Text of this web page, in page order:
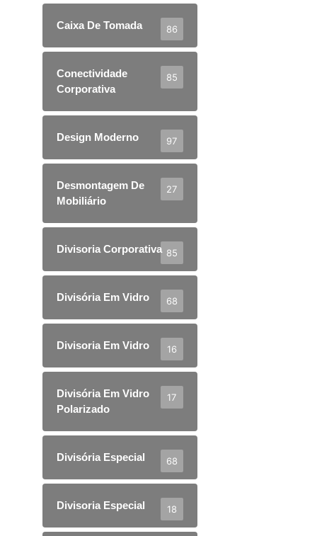
Caixa De Tomada 86
Conectividade
Corporativa
85
Design Moderno 97
Desmontagem De
Mobiliário
27
Divisoria Corporativa 85
Divisória Em Vidro 68
Divisoria Em Vidro 16
Divisória Em Vidro
Polarizado
17
Divisória Especial 68
Divisoria Especial 18